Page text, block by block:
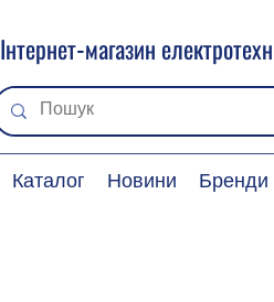
Інтернет-магазин
Каталог Новини Бренди